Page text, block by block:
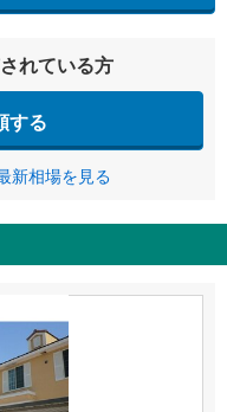
れている方
する
新相場を見る